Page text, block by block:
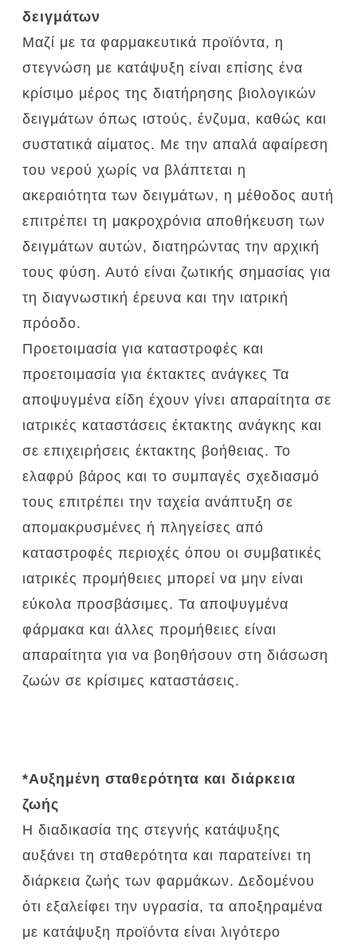
δειγμάτων
Μαζί με τα φαρμακευτικά προϊόντα, η
στεγνώση με κατάψυξη είναι επίσης ένα
κρίσιμο μέρος της διατήρησης βιολογικών
δειγμάτων όπως ιστούς, ένζυμα, καθώς και
συστατικά αίματος. Με την απαλά αφαίρεση
του νερού χωρίς να βλάπτεται η
ακεραιότητα των δειγμάτων, η μέθοδος αυτή
επιτρέπει τη μακροχρόνια αποθήκευση των
δειγμάτων αυτών, διατηρώντας την αρχική
τους φύση. Αυτό είναι ζωτικής σημασίας για
τη διαγνωστική έρευνα και την ιατρική
πρόοδο.
Προετοιμασία για καταστροφές και
προετοιμασία για έκτακτες ανάγκες Τα
αποψυγμένα είδη έχουν γίνει απαραίτητα σε
ιατρικές καταστάσεις έκτακτης ανάγκης και
σε επιχειρήσεις έκτακτης βοήθειας. Το
ελαφρύ βάρος και το συμπαγές σχεδιασμό
τους επιτρέπει την ταχεία ανάπτυξη σε
απομακρυσμένες ή πληγείσες από
καταστροφές περιοχές όπου οι συμβατικές
ιατρικές προμήθειες μπορεί να μην είναι
εύκολα προσβάσιμες. Τα αποψυγμένα
φάρμακα και άλλες προμήθειες είναι
απαραίτητα για να βοηθήσουν στη διάσωση
ζωών σε κρίσιμες καταστάσεις.
*Αυξημένη σταθερότητα και διάρκεια
ζωής
Η διαδικασία της στεγνής κατάψυξης
αυξάνει τη σταθερότητα και παρατείνει τη
διάρκεια ζωής των φαρμάκων. Δεδομένου
ότι εξαλείφει την υγρασία, τα αποξηραμένα
με κατάψυξη προϊόντα είναι λιγότερο